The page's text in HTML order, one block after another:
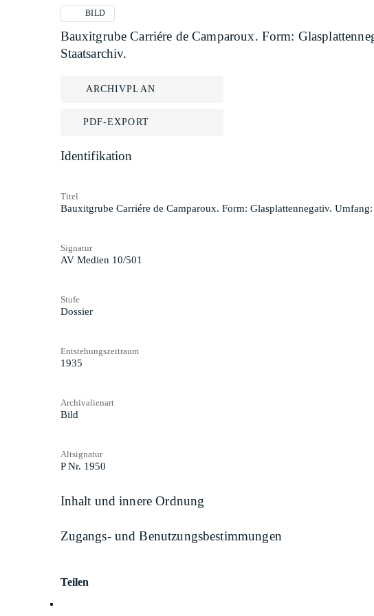
BILD
Bauxitgrube Carriére de Camparoux. Form:
Staatsarchiv.
ARCHIVPLAN
PDF-EXPORT
Identifikation
Titel
Bauxitgrube Carriére de Camparoux. Form: Glasplattennegativ.
Signatur
AV Medien 10/501
Stufe
Dossier
Entstehungszeitraum
1935
Archivalienart
Bild
Altsignatur
P Nr. 1950
Inhalt und innere Ordnung
Zugangs- und Benutzungsbestimmungen
Teilen